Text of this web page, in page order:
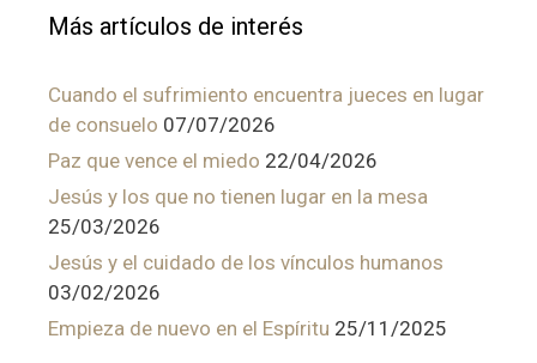
Más artículos de interés
Cuando el sufrimiento encuentra jueces en lugar
de consuelo 07/07/2026
Paz que vence el miedo 22/04/2026
Jesús y los que no tienen lugar en la mesa
25/03/2026
Jesús y el cuidado de los vínculos humanos
03/02/2026
Empieza de nuevo en el Espíritu 25/11/2025